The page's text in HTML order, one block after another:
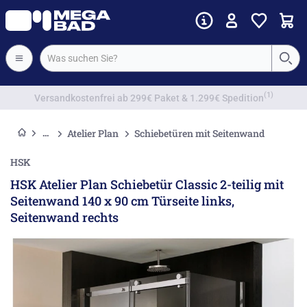
Vorkassenrabatt
Atelier Plan Schiebetüren mit Seitenwand
HSK
HSK Atelier Plan Schiebetür Classic 2-teilig mit
Seitenwand 140 x 90 cm Türseite links,
Seitenwand rechts